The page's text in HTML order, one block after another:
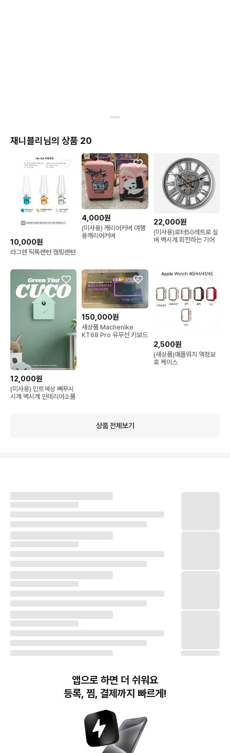
재니블리님의 상품 20
10,000원
라그렌 틱톡랜턴 캠핑랜턴
4,000원
(미사용) 캐리어커버 여행
용캐리어커버
22,000원
(미사용)로터50레트로 실
버 벽시계 회전하는 기어
12,000원
(미사용) 민트색상 뻐꾸시
시계 벽시계 인테리어소품
150,000원
새상품 Machenike
KT68 Pro 유무선 키보드
2,500원
(새상품)애플워치 액정보
호 케이스
상품 전체보기
번개장터(주) 사업자정보, 이용약관 및 기타 법적고지
번개장터㈜는 통신판매중개자이며, 통신판매의 당사자가 아닙니다. 전자상거래 등에서의
앱으로 하면 더 쉬워요
등록, 찜, 결제까지 빠르게!